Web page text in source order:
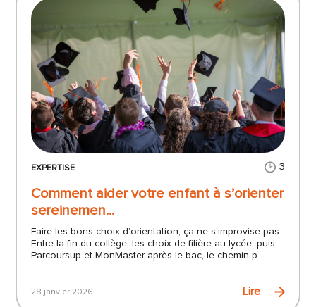
EXPERTISE 3
Comment aider votre enfant à s’orienter
sereinemen...
Faire les bons choix d’orientation, ça ne s’improvise pas .
Entre la fin du collège, les choix de filière au lycée, puis
Parcoursup et MonMaster après le bac, le chemin p...
28 janvier 2026 Lire